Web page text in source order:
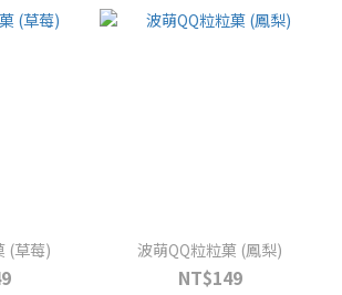
(草莓) 波萌QQ粒粒菓 (鳳梨)
NT$149